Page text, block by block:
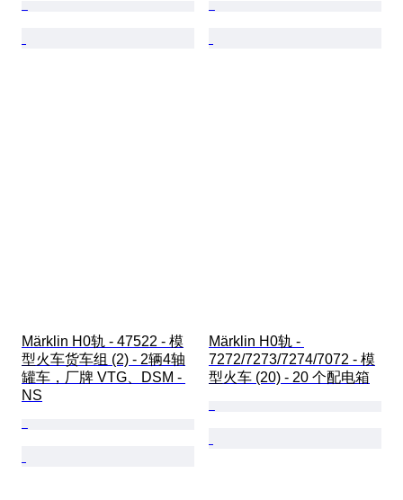
Märklin H0轨 - 47522 - 模
型火车货车组 (2) - 2辆4轴
罐车，厂牌 VTG、DSM -
NS
Märklin H0轨 -
7272/7273/7274/7072 - 模
型火车 (20) - 20 个配电箱